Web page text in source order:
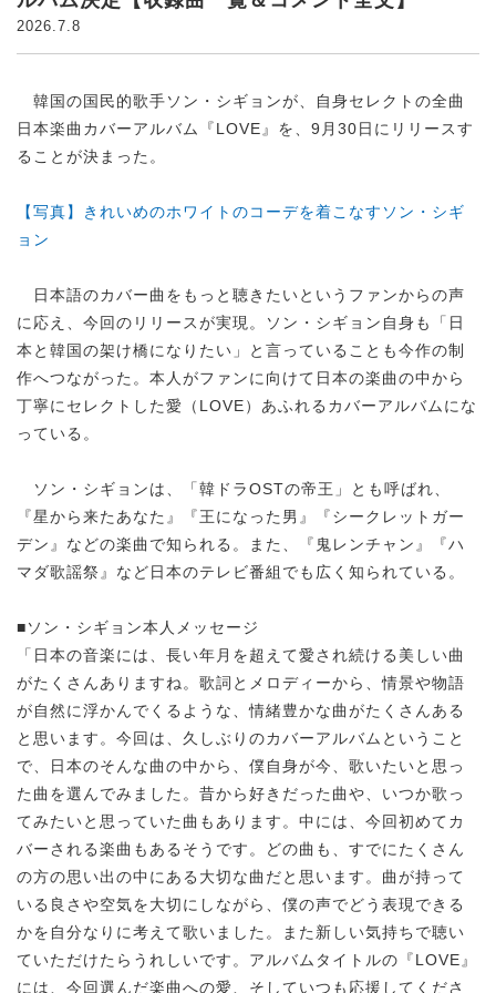
2026.7.8
韓国の国民的歌手ソン・シギョンが、自身セレクトの全曲
日本楽曲カバーアルバム『LOVE』を、9月30日にリリースす
ることが決まった。
【写真】きれいめのホワイトのコーデを着こなすソン・シギ
ョン
日本語のカバー曲をもっと聴きたいというファンからの声
に応え、今回のリリースが実現。ソン・シギョン自身も「日
本と韓国の架け橋になりたい」と言っていることも今作の制
作へつながった。本人がファンに向けて日本の楽曲の中から
丁寧にセレクトした愛（LOVE）あふれるカバーアルバムにな
っている。
ソン・シギョンは、「韓ドラOSTの帝王」とも呼ばれ、
『星から来たあなた』『王になった男』『シークレットガー
デン』などの楽曲で知られる。また、『鬼レンチャン』『ハ
マダ歌謡祭』など日本のテレビ番組でも広く知られている。
■ソン・シギョン本人メッセージ
「日本の音楽には、長い年月を超えて愛され続ける美しい曲
がたくさんありますね。歌詞とメロディーから、情景や物語
が自然に浮かんでくるような、情緒豊かな曲がたくさんある
と思います。今回は、久しぶりのカバーアルバムということ
で、日本のそんな曲の中から、僕自身が今、歌いたいと思っ
た曲を選んでみました。昔から好きだった曲や、いつか歌っ
てみたいと思っていた曲もあります。中には、今回初めてカ
バーされる楽曲もあるそうです。どの曲も、すでにたくさん
の方の思い出の中にある大切な曲だと思います。曲が持って
いる良さや空気を大切にしながら、僕の声でどう表現できる
かを自分なりに考えて歌いました。また新しい気持ちで聴い
ていただけたらうれしいです。アルバムタイトルの『LOVE』
には、今回選んだ楽曲への愛、そしていつも応援してくださ